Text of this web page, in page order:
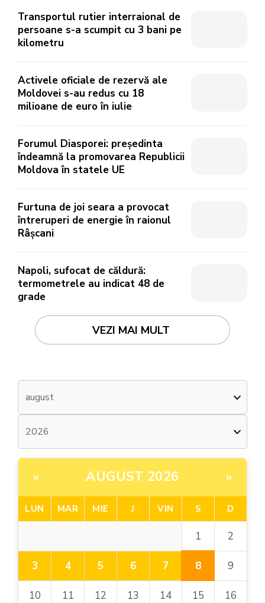
Transportul rutier interraional de
persoane s-a scumpit cu 3 bani pe
kilometru
Activele oficiale de rezervă ale
Moldovei s-au redus cu 18
milioane de euro în iulie
Forumul Diasporei: președinta
îndeamnă la promovarea Republicii
Moldova în statele UE
Furtuna de joi seara a provocat
întreruperi de energie în raionul
Râșcani
Napoli, sufocat de căldură:
termometrele au indicat 48 de
grade
VEZI MAI MULT
« AUGUST 2026 »
LUN MAR MIE J VIN S D
1 2
3 4 5 6 7 8 9
10 11 12 13 14 15 16